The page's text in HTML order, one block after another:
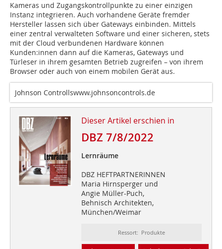
Kameras und Zugangskontrollpunkte zu einer einzigen
Instanz integrieren. Auch vorhandene Geräte fremder
Hersteller lassen sich über Gateways einbinden. Mittels
einer zentral verwalteten Software und einer sicheren, stets
mit der Cloud verbundenen Hardware können
Kunden:innen dann auf die Kameras, Gateways und
Türleser in ihrem gesamten Betrieb zugreifen – von ihrem
Browser oder auch von einem mobilen Gerät aus.
Johnson Controllswww.johnsoncontrols.de
Dieser Artikel erschien in
DBZ 7/8/2022
Lernräume
DBZ HEFTPARTNERINNEN
Maria Hirnsperger und
Angie Müller-Puch,
Behnisch Architekten,
München/Weimar
Ressort: Produkte